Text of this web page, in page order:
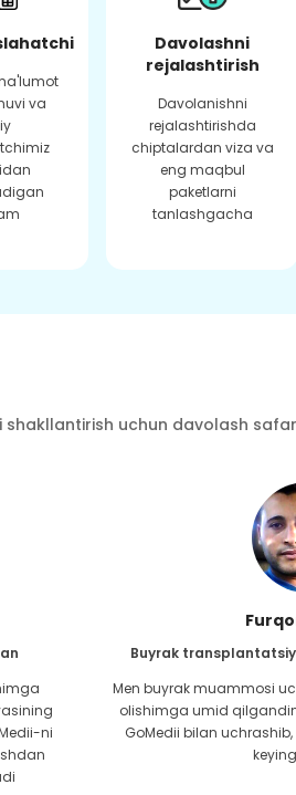
va
Davolashni
rejalashtirish
Davolanishni
rejalashtirishda
chiptalardan viza va
eng maqbul
paketlarni
tanlashgacha
uchun davolash
ni
Buyrak
Men buyrak muammosi
olishimga umid
GoMedii bilan